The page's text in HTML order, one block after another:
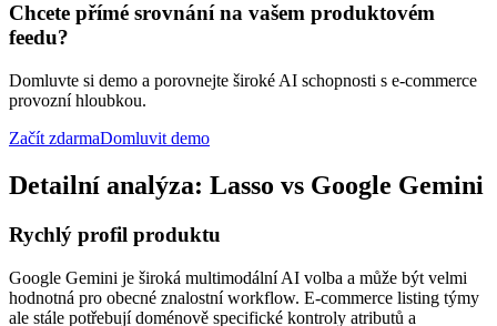
Chcete přímé srovnání na vašem produktovém
feedu?
Domluvte si demo a porovnejte široké AI schopnosti s e-commerce
provozní hloubkou.
Začít zdarmaDomluvit demo
Detailní analýza: Lasso vs Google Gemini
Rychlý profil produktu
Google Gemini je široká multimodální AI volba a může být velmi
hodnotná pro obecné znalostní workflow. E-commerce listing týmy
ale stále potřebují doménově specifické kontroly atributů a